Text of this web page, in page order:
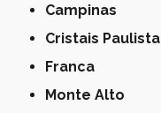
Campinas
Cristais Paulista
Franca
Monte Alto